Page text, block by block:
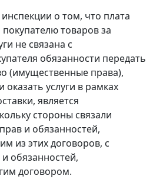
о том, что плата
товаров за
не связана с
обязанности передать
(имущественные права),
услуги в рамках
является
стороны связали
и обязанностей,
из этих договоров, с
обязанностей,
договором.